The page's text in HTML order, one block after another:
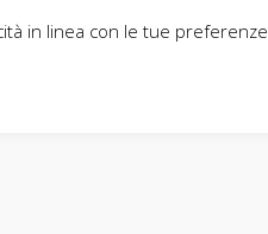
in linea con le tue preferenze.